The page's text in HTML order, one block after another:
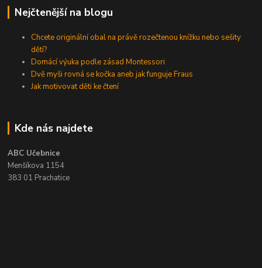
Nejčtenější na blogu
Chcete originální obal na právě rozečtenou knížku nebo sešity
dětí?
Domácí výuka podle zásad Montessori
Dvě myši rovná se kočka aneb jak funguje Fraus
Jak motivovat děti ke čtení
Kde nás najdete
ABC Učebnice
Menšíkova 1154
383 01 Prachatice